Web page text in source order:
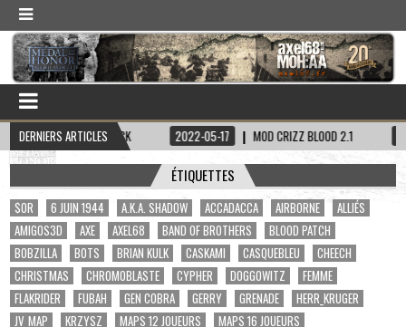
DERNIERS ARTICLES
HADDOCK 2022-05-17 MOD CRIZZ BLOOD 2.1 2022-05-01
ÉTIQUETTES
$OR 6 JUIN 1944 A.K.A. SHADOW ACCADACCA AIRBORNE
ALLIÉS
AMIGOS3D
AXE AXEL68 BAND OF BROTHERS
BLOOD PATCH
BOBZILLA
BOTS BRIAN KULK CASKAMI CASQUEBLEU
CHEECH
CHRISTMAS
CHROMOBLASTE CYPHER DOGGOWITZ
FEMME
FLAKRIDER
FUBAH GEN COBRA GERRY GRENADE
HERR_KRUGER
JV_MAP
KRZYSZ MAPS 12 JOUEURS
MAPS 16 JOUEURS